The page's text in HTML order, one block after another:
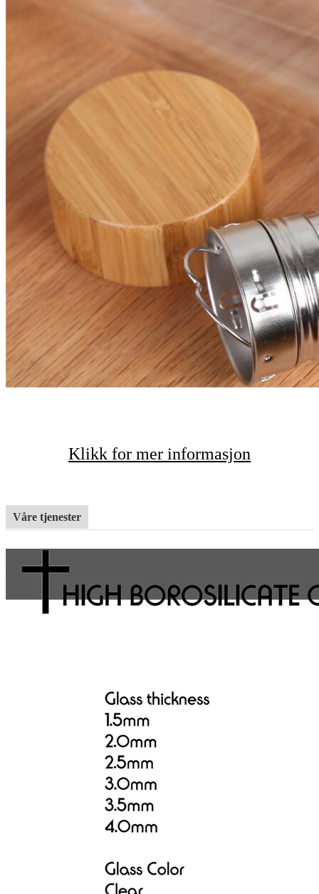
Klikk for mer informasjon
Våre tjenester